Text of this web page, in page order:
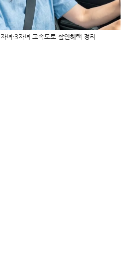
녀·3자녀 고속도로 할인혜택 정리